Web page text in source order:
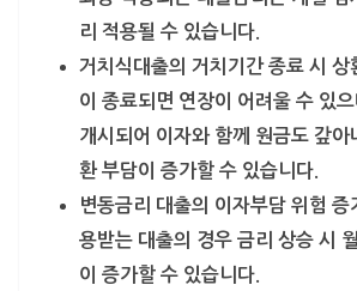
리 적용될 수 있습니다.
거치식대출의 거치기간 종료 시 상
이 종료되면 연장이 어려울 수 있으
개시되어 이자와 함께 원금도 갚아
환 부담이 증가할 수 있습니다.
변동금리 대출의 이자부담 위험 증
용받는 대출의 경우 금리 상승 시
이 증가할 수 있습니다.